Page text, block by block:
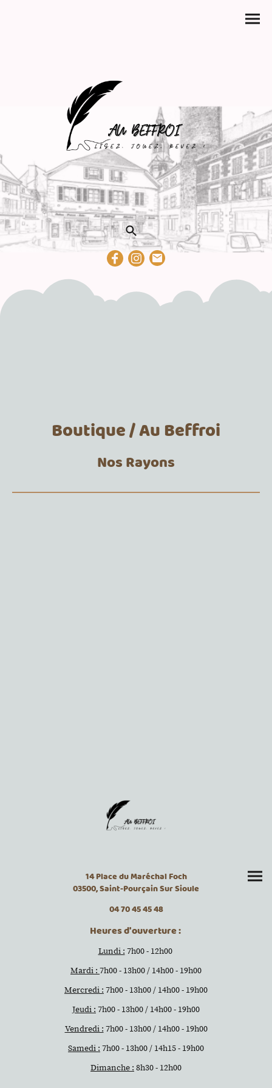
Boutique / Au Beffroi
Nos Rayons
14 Place du Maréchal Foch
03500, Saint-Pourçain Sur Sioule
04 70 45 45 48
Heures d'ouverture :
Lundi : 7h00 - 12h00
Mardi : 7h00 - 13h00 / 14h00 - 19h00
Mercredi : 7h00 - 13h00 / 14h00 - 19h00
Jeudi : 7h00 - 13h00 / 14h00 - 19h00
Vendredi : 7h00 - 13h00 / 14h00 - 19h00
Samedi : 7h00 - 13h00 / 14h15 - 19h00
Dimanche : 8h30 - 12h00